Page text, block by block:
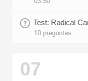
Test: Radical
10 preguntas
07